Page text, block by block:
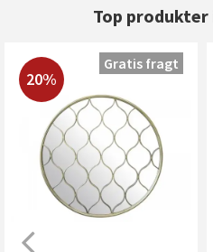
Top
20%
Gratis fragt